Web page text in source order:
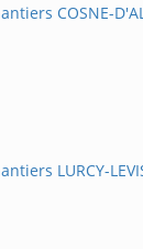
COSNE-
LURCY-